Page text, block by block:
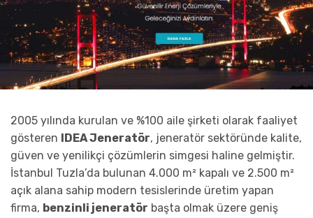
2005 yılında kurulan ve %100 aile şirketi olarak faaliyet
gösteren
IDEA Jeneratör, jeneratör sektöründe kalite,
güven ve yenilikçi çözümlerin simgesi haline gelmiştir.
İstanbul Tuzla’da bulunan 4.000 m² kapalı ve 2.500 m²
açık alana sahip modern tesislerinde üretim yapan
firma, benzinli jeneratör başta olmak üzere geniş